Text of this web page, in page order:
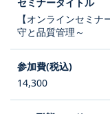
【オンラインセミ
守と品質管理～
14,300